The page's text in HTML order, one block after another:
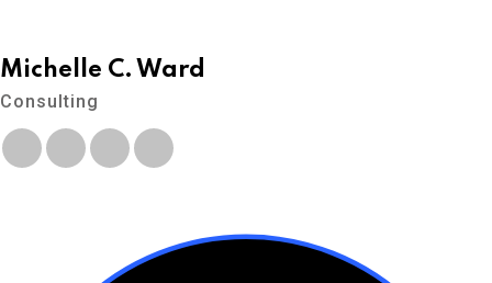
Michelle C. Ward
Consulting